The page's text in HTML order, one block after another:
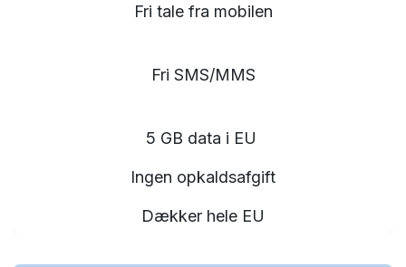
Fri tale fra mobilen
Fri SMS/MMS
5 GB data i EU
Ingen opkaldsafgift
Dækker hele EU